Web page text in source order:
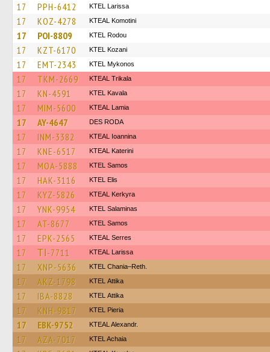
17 PPH-6412 KTEL Larissa
17 KOZ-4278 KTEAL Komotini
17 POI-8809 ΚΤΕL Rodou
17 KZT-6170 ΚΤΕL Kozani
17 EMT-2343 KTEL Mykonos
17 TKM-2669 KTEAL Trikala
17 KN-4591 KTEL Kavala
17 MIM-5600 KTEAL Lamia
17 AY-4647 DES RODA
17 INM-3382 KTEAL Ioannina
17 KNE-6517 KTEAL Katerini
17 MOA-5888 KTEL Samos
17 HAK-3116 KTEL Elis
17 KYZ-5826 KTEAL Kerkyra
17 YNK-9954 KTEL Salaminas
17 AT-8677 KTEL Samos
17 EPK-2565 KTEAL Serres
17 ΤΙ-7711 KTEAL Larissa
17 XNP-5636 KTEL Chania–Reth.
17 AKZ-1798 KΤΕL Αttika
17 IBA-8828 KΤΕL Αttika
17 KNH-9817 KTEL Pieria
17 EBK-9752 KTEAL Alexandr.
17 AZA-7017 KTEL Achaia